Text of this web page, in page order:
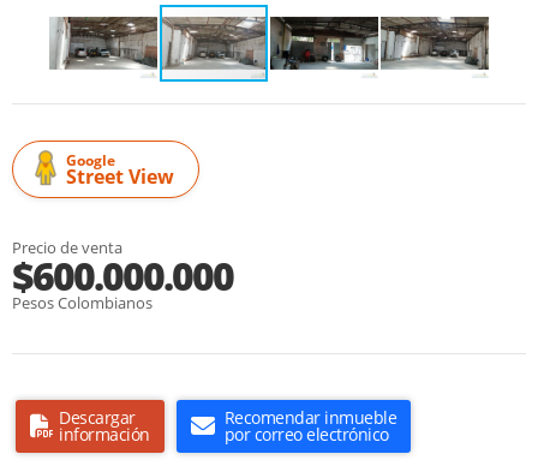
Google
Street View
Precio de venta
$600.000.000
Pesos Colombianos
Descargar
información
Recomendar inmueble
por correo electrónico